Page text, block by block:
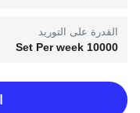
القدرة على التوريد
10000 Set Per week